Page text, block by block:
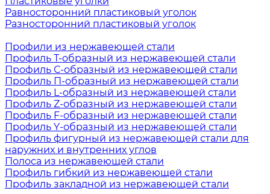
Равносторонний пластиковый уголок
Разносторонний пластиковый уголок
Профили из нержавеющей стали
Профиль Т-образный из нержавеющей стали
Профиль С-образный из нержавеющей стали
Профиль П-образный из нержавеющей стали
Профиль L-образный из нержавеющей стали
Профиль Z-образный из нержавеющей стали
Профиль F-образный из нержавеющей стали
Профиль Y-образный из нержавеющей стали
Профиль фигурный из нержавеющей стали для
наружних и внутренних углов
Полоса из нержавеющей стали
Профиль гибкий из нержавеющей стали
Профиль закладной из нержавеющей стали